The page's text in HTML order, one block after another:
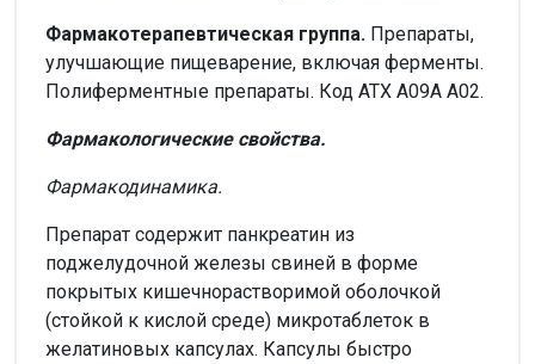
Фармакотерапевтическая группа. Препараты,
улучшающие пищеварение, включая ферменты.
Полиферментные препараты. Код АТХ А09А А02.
Фармакологические свойства.
Фармакодинамика.
Препарат содержит панкреатин из
поджелудочной железы свиней в форме
покрытых кишечнорастворимой оболочкой
(стойкой к кислой среде) микротаблеток в
желатиновых капсулах. Капсулы быстро